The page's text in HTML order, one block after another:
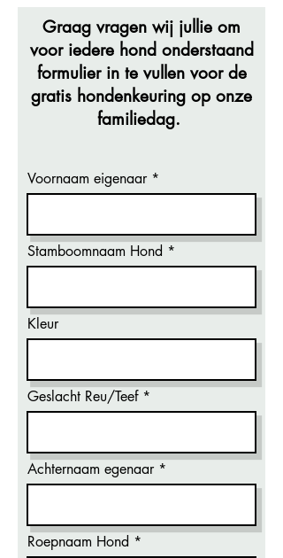
Graag vragen wij jullie om
voor iedere hond onderstaand
formulier in te vullen voor de
gratis hondenkeuring op onze
familiedag.
Voornaam eigenaar
Stamboomnaam Hond
Kleur
Geslacht Reu/Teef
Achternaam egenaar
Roepnaam Hond